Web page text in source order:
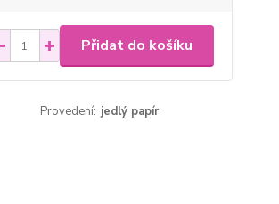
Přidat do košíku
Provedení: jedlý papír